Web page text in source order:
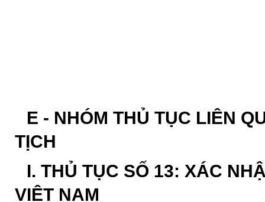
E - NHÓM THỦ TỤC LIÊN
TỊCH
I. THỦ TỤC SỐ 13: XÁC
VIỆT NAM